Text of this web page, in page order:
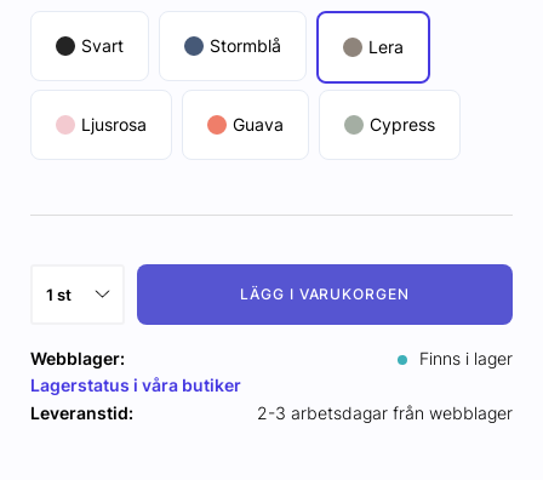
Svart Stormblå Lera
Ljusrosa Guava Cypress
LÄGG I VARUKORGEN
Webblager:
Finns i lager
Lagerstatus i våra butiker
Leveranstid:
2-3 arbetsdagar från webblager